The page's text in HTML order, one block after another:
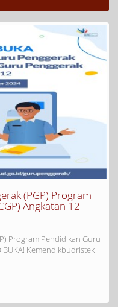
(PGP) Program
Angkatan 12
Program Pendidikan Guru
Kemendikbudristek